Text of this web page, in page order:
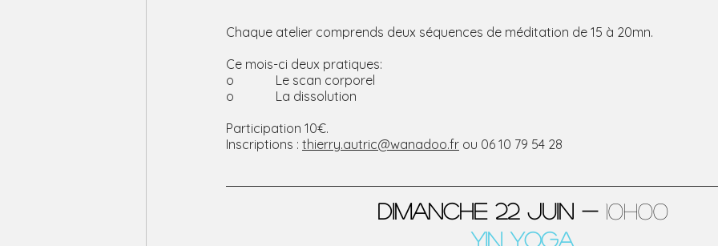
Chaque atelier comprends deux séquences de méditation de 15 à 20mn.
Ce mois-ci deux pratiques:
o             Le scan corporel
o             La dissolution
Participation 10€.
Inscriptions : thierry.autric@wanadoo.fr ou 06 10 79 54 28
DIMANCHE 22 juin - 10H00
Yin Yoga